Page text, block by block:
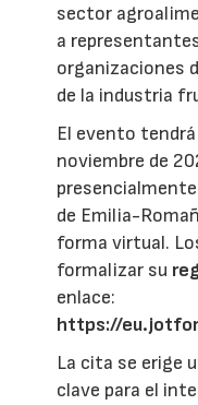
sector
a
organizaciones
de la industria
El evento
noviembre de
de Emilia-
forma virtual.
formalizar su
enlace:
https://
La cita se erige
clave para el